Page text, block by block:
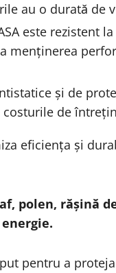
au o durată de
este rezistent
menținerea
și de
de
eficiența și
polen, rășină
pentru a